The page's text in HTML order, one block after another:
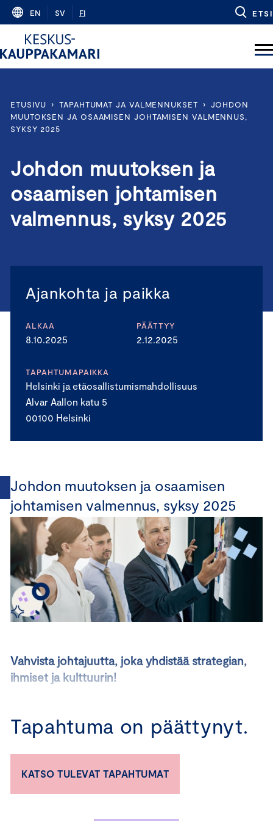
Skip
content
EN SV FI ETSI
ETUSIVU › TAPAHTUMAT JA VALMENNUKSET › JOHDON
MUUTOKSEN JA OSAAMISEN JOHTAMISEN VALMENNUS,
SYKSY 2025
Johdon muutoksen ja
osaamisen johtamisen
valmennus, syksy 2025
Ajankohta ja paikka
ALKAA
8.10.2025
PÄÄTTYY
2.12.2025
TAPAHTUMAPAIKKA
Helsinki ja etäosallistumismahdollisuus
Alvar Aallon katu 5
00100 Helsinki
Johdon muutoksen ja osaamisen
johtamisen valmennus, syksy 2025
Vahvista johtajuutta, joka yhdistää strategian,
ihmiset ja kulttuurin!
Menestyksekäs strategia vaatii muutakin kuin suunnan –
se vaatii osaamista, ihmisiä ja yhteisöllisyyttä sekä kykyä
johtaa muutosta. Keskuskauppakamarin uusi
Tapahtuma on päättynyt.
KATSO TULEVAT TAPAHTUMAT